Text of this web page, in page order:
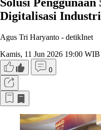
Digitalisasi
Agus Tri Haryanto - detikInet
Kamis, 11 Jun 2026 19:00 WIB
0